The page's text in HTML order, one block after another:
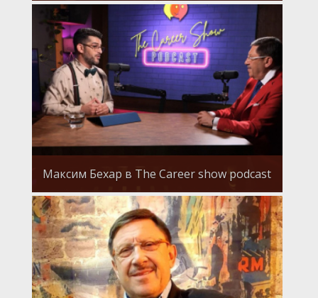
Максим Бехар в The Career show podcast